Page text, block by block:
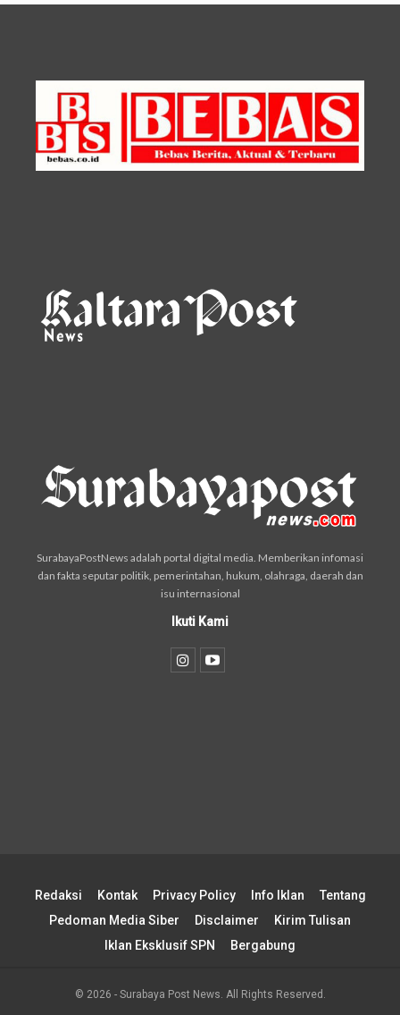
SurabayaPostNews adalah portal digital media. Memberikan infomasi
dan fakta seputar politik, pemerintahan, hukum, olahraga, daerah dan
isu internasional
Ikuti Kami
Redaksi Kontak Privacy Policy Info Iklan
Tentang
Pedoman Media Siber
Disclaimer
Kirim Tulisan
Iklan Eksklusif SPN
Bergabung
© 2026 - Surabaya Post News. All Rights Reserved.